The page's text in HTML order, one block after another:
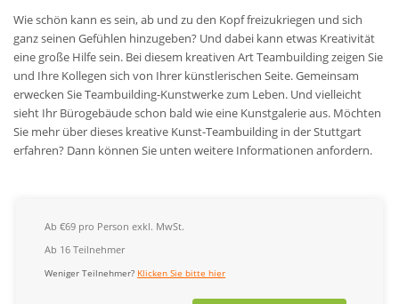
Wie schön kann es sein, ab und zu den Kopf freizukriegen und sich
ganz seinen Gefühlen hinzugeben? Und dabei kann etwas Kreativität
eine große Hilfe sein. Bei diesem kreativen Art Teambuilding zeigen Sie
und Ihre Kollegen sich von Ihrer künstlerischen Seite. Gemeinsam
erwecken Sie Teambuilding-Kunstwerke zum Leben. Und vielleicht
sieht Ihr Bürogebäude schon bald wie eine Kunstgalerie aus. Möchten
Sie mehr über dieses kreative Kunst-Teambuilding in der Stuttgart
erfahren? Dann können Sie unten weitere Informationen anfordern.
Ab €69 pro Person exkl. MwSt.
Ab 16 Teilnehmer
Weniger Teilnehmer? Klicken Sie bitte hier